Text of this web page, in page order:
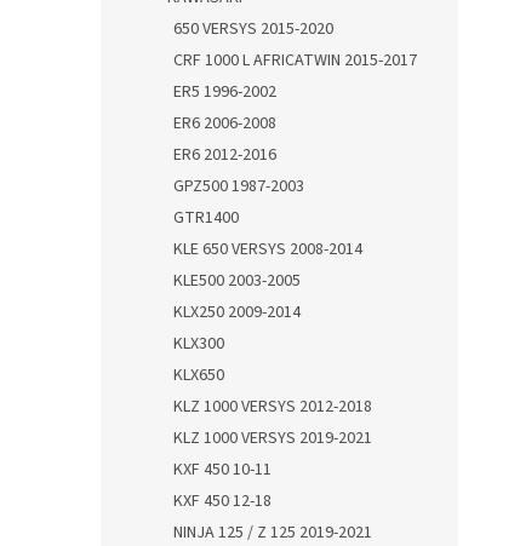
650 VERSYS 2015-2020
CRF 1000 L AFRICATWIN 2015-2017
ER5 1996-2002
ER6 2006-2008
ER6 2012-2016
GPZ500 1987-2003
GTR1400
KLE 650 VERSYS 2008-2014
KLE500 2003-2005
KLX250 2009-2014
KLX300
KLX650
KLZ 1000 VERSYS 2012-2018
KLZ 1000 VERSYS 2019-2021
KXF 450 10-11
KXF 450 12-18
NINJA 125 / Z 125 2019-2021